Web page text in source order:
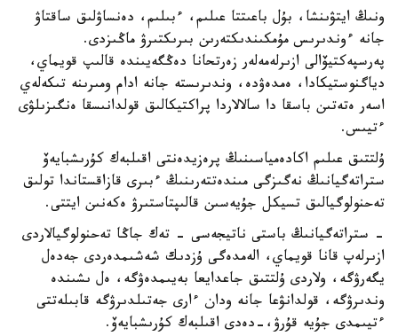
ونىڭ ايتۋىنشا، بۇل باعىتتا عىلىم، ءبىلىم، دەنساۋلىق ساقتاۋ
جانە ءوندىرىس مۇمكىندىكتەرىن بىرىكتىرۋ ماڭىزدى.
پەرسپەكتيۆالى ازىرلەمەلەر زەرتحانا دەڭگەيىندە قالىپ قويماي،
دياگنوستيكادا، ەمدەۋدە، وندىرىستە جانە ادام ومىرىنە تىكەلەي
اسەر ەتەتىن باسقا دا سالالاردا پراكتيكالىق قولدانىسقا ەنگىزىلۋى
ءتيىس.
ۇلتتىق عىلىم اكادەمياسىنىڭ پرەزيدەنتى اقىلبەك كۇرىشبايەۆ
ستراتەگيانىڭ نەگىزگى مىندەتتەرىنىڭ ءبىرى قازاقستاندا تولىق
تەحنولوگيالىق تسيكل جۇيەسىن قالىپتاستىرۋ ەكەنىن ايتتى.
- ستراتەگيانىڭ باستى ناتيجەسى - تەك جاڭا تەحنولوگيالاردى
ازىرلەپ قانا قويماي، الەمدەگى ۇزدىك شەشىمدەردى جەدەل
يگەرۋگە، ولاردى ۇلتتىق جاعدايعا بەيىمدەۋگە، ەل ىشىندە
وندىرۋگە، قولدانۋعا جانە ودان ءارى جەتىلدىرۋگە قابىلەتتى
ءتيىمدى جۇيە قۇرۋ،-دەدى اقىلبەك كۇرىشبايەۆ.